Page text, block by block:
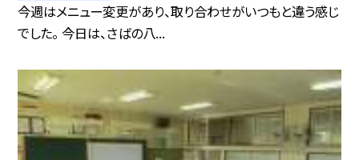
今週はメニュー変更があり、取り合わせがいつもと違う感じ
でした。 今日は、さばの八...